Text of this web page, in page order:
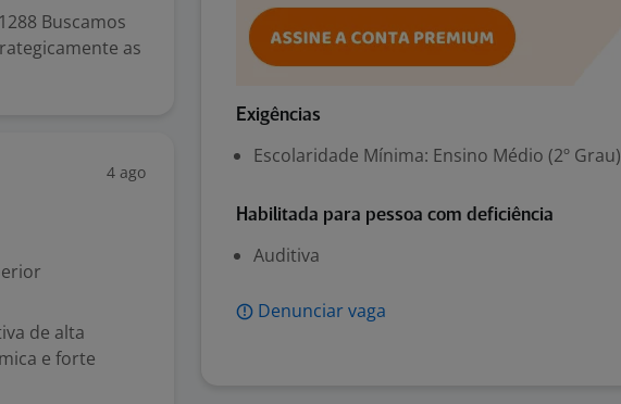
Buscamos
as
4 ago
de alta
e forte
Exigências
Escolaridade Mínima: Ensino Médio (2º Grau)
Habilitada para pessoa com deficiência
Auditiva
Denunciar vaga